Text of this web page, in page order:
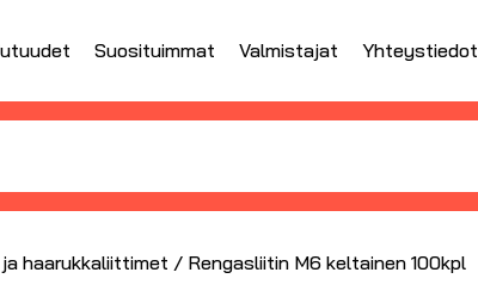
Suosituimmat Valmistajat Yhteystiedot
haarukkaliittimet / Rengasliitin M6 keltainen 100kpl